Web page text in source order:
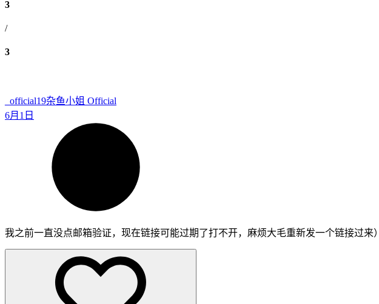
3
/
3
_official19杂鱼小姐 Official
6月1日
我之前一直没点邮箱验证，现在链接可能过期了打不开，麻烦大毛重新发一个链接过来）